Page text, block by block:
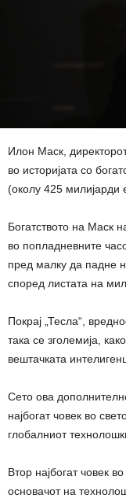
Илон Маск,
во историјата со
(околу 425 милијарди
Богатството на Маск
во попладневните
пред малку да падне
според листата на
Покрај „Тесла“,
така се зголемија,
вештачката
Сето ова
најбогат човек во
глобалниот
Втор најбогат човек
основачот на